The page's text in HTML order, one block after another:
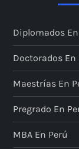
Diplomados En
Doctorados En
Maestrías En
Pregrado En
MBA En Perú